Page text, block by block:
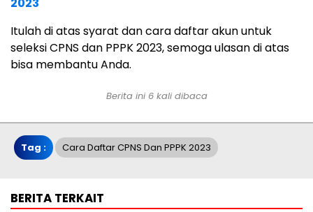
2023
Itulah di atas syarat dan cara daftar akun untuk
seleksi CPNS dan PPPK 2023, semoga ulasan di atas
bisa membantu Anda.
Berita ini 6 kali dibaca
Tag : Cara Daftar CPNS Dan PPPK 2023
BERITA TERKAIT